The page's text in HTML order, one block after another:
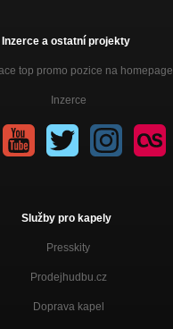
Inzerce a ostatní projekty
top promo pozice na homepage
Inzerce
Služby pro kapely
Presskity
Prodejhudbu.cz
Doprava kapel